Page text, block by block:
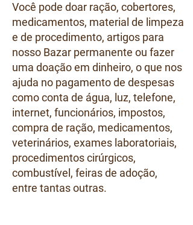
Você pode doar ração, cobertores,
medicamentos, material de limpeza
e de procedimento, artigos para
nosso Bazar permanente ou fazer
uma doação em dinheiro, o que nos
ajuda no pagamento de despesas
como conta de água, luz, telefone,
internet, funcionários, impostos,
compra de ração, medicamentos,
veterinários, exames laboratoriais,
procedimentos cirúrgicos,
combustível, feiras de adoção,
entre tantas outras.